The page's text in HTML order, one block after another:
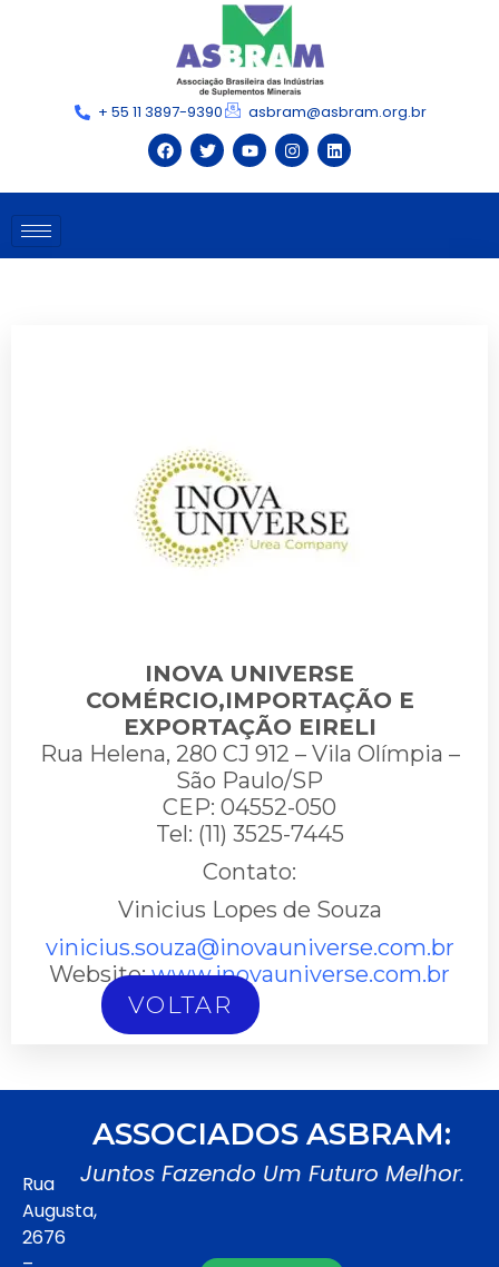
+ 55 11 3897-9390 asbram@asbram.org.br
INOVA UNIVERSE
COMÉRCIO,IMPORTAÇÃO E
EXPORTAÇÃO EIRELI
Rua Helena, 280 CJ 912 – Vila Olímpia –
São Paulo/SP
CEP: 04552-050
Tel: (11) 3525-7445
Contato:
Vinicius Lopes de Souza
vinicius.souza@inovauniverse.com.br
Website:www.inovauniverse.com.br
VOLTAR
Rua
Augusta,
2676
ASSOCIADOS ASBRAM:
Juntos Fazendo Um Futuro Melhor.